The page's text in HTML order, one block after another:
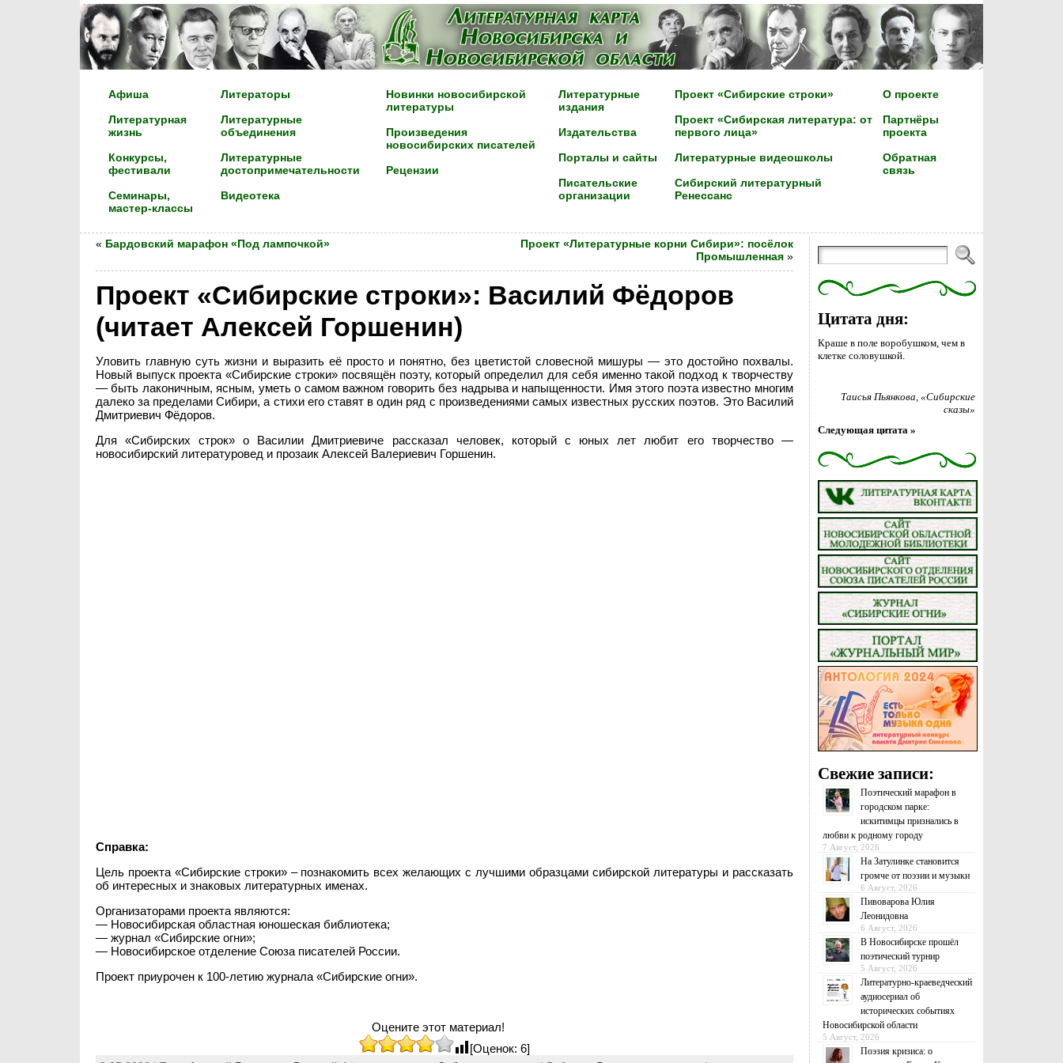
Афиша
Литературная
жизнь
Конкурсы,
фестивали
Семинары,
мастер-классы
Литераторы
Литературные
объединения
Литературные
достопримечательности
Видеотека
Новинки новосибирской
литературы
Произведения
новосибирских писателей
Рецензии
Литературные
издания
Издательства
Порталы и сайты
Писательские
организации
Проект «Сибирские строки»
Проект «Сибирская литература: от
первого лица»
Литературные видеошколы
Сибирский литературный
Ренессанс
О проекте
Партнёры
проекта
Обратная
связь
« Бардовский марафон «Под лампочкой»
Проект «Литературные корни Сибири»: посёлок
Промышленная»
Проект «Сибирские строки»: Василий Фёдоров
(читает Алексей Горшенин)
Уловить главную суть жизни и выразить её просто и понятно, без цветистой словесной мишуры — это достойно похвалы.
Новый выпуск проекта «Сибирские строки» посвящён поэту, который определил для себя именно такой подход к творчеству
— быть лаконичным, ясным, уметь о самом важном говорить без надрыва и напыщенности. Имя этого поэта известно многим
далеко за пределами Сибири, а стихи его ставят в один ряд с произведениями самых известных русских поэтов. Это Василий
Дмитриевич Фёдоров.
Для «Сибирских строк» о Василии Дмитриевиче рассказал человек, который с юных лет любит его творчество —
новосибирский литературовед и прозаик Алексей Валериевич Горшенин.
Справка:
Цель проекта «Сибирские строки» – познакомить всех желающих с лучшими образцами сибирской литературы и рассказать
об интересных и знаковых литературных именах.
Организаторами проекта являются:
— Новосибирская областная юношеская библиотека;
— журнал «Сибирские огни»;
— Новосибирское отделение Союза писателей России.
Проект приурочен к 100-летию журнала «Сибирские огни».
Оцените этот материал!
[Оценок: 6]
Цитата дня:
Краше в поле воробушком, чем в
клетке соловушкой.
Таисья Пьянкова, «Сибирские
сказы»
Следующая цитата »
Свежие записи:
Поэтический марафон в
городском парке:
искитимцы признались в
любви к родному городу
7 Август, 2026
На Затулинке становится
громче от поэзии и музыки
6 Август, 2026
Пивоварова Юлия
Леонидовна
6 Август, 2026
В Новосибирске прошёл
поэтический турнир
5 Август, 2026
Литературно-краеведческий
аудиосериал об
исторических событиях
Новосибирской области
5 Август, 2026
Поэзия кризиса: о